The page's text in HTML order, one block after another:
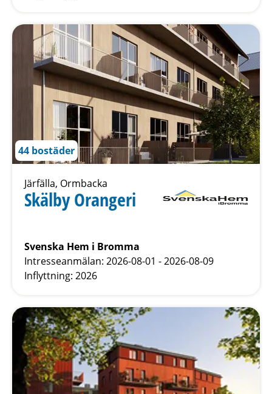
44 bostäder
Järfälla, Ormbacka
Skälby Orangeri
Svenska Hem i Bromma
Intresseanmälan: 2026-08-01 - 2026-08-09
Inflyttning: 2026